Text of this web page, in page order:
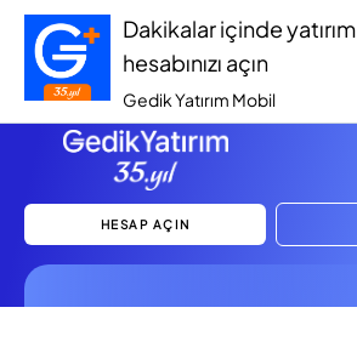
Dakikalar içinde yatırım
hesabınızı açın
Gedik Yatırım Mobil
HESAP AÇIN